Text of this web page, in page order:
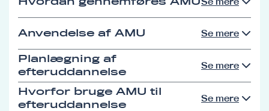
Anvendelse af AMU Se mere
Planlægning af
efteruddannelse
Se mere
Hvorfor bruge AMU til
efteruddannelse
Se mere